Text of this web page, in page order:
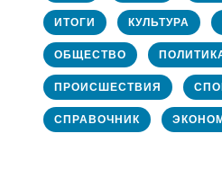
ИТОГИ КУЛЬТУРА
ОБЩЕСТВО
ПРОИСШЕСТВИЯ
СПРАВОЧНИК